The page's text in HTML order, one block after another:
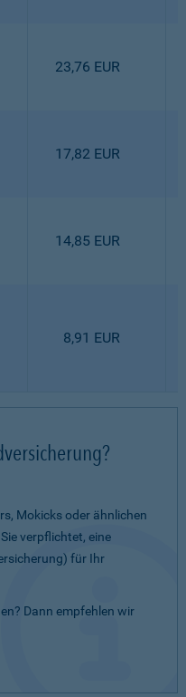
23,76 EUR
17,82 EUR
14,85 EUR
8,91 EUR
Mokicks oder ähnlichen
verpflichtet, eine
für Ihr
Dann empfehlen wir